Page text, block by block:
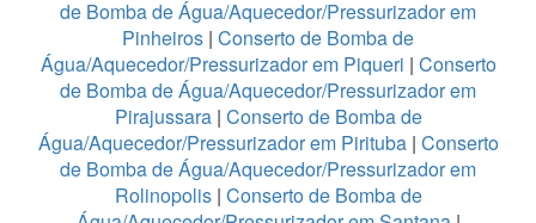
de Bomba de Água/Aquecedor/Pressurizador em
Pinheiros | Conserto de Bomba de
Água/Aquecedor/Pressurizador em Piqueri | Conserto
de Bomba de Água/Aquecedor/Pressurizador em
Pirajussara| Conserto de Bomba de
Água/Aquecedor/Pressurizador em Pirituba| Conserto
de Bomba de Água/Aquecedor/Pressurizador em
Rolinopolis| Conserto de Bomba de